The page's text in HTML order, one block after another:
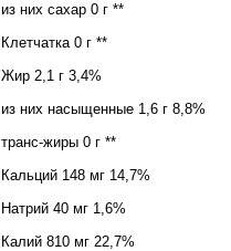
из них сахар 0 г **
Клетчатка 0 г **
Жир 2,1 г 3,4%
из них насыщенные 1,6 г 8,8%
транс-жиры 0 г **
Кальций 148 мг 14,7%
Натрий 40 мг 1,6%
Калий 810 мг 22,7%